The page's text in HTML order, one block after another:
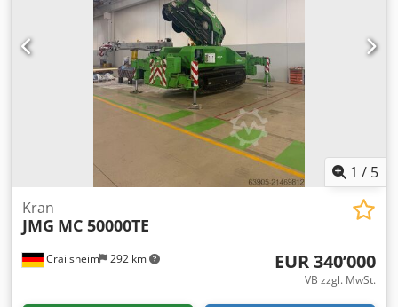
1 / 5
Crailsheim 292 km
Kran
JMG MC 50000TE
EUR 340’000
VB zzgl. MwSt.